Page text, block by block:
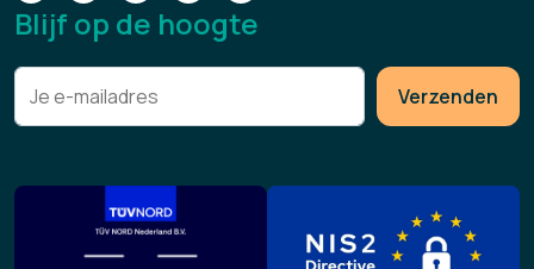
Blijf op de hoogte
Verzenden